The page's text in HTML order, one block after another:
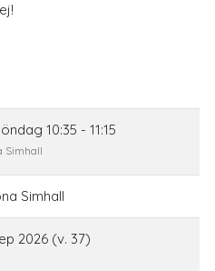
10:35 - 11:15
Simhall
Simhall
2026 (v. 37)